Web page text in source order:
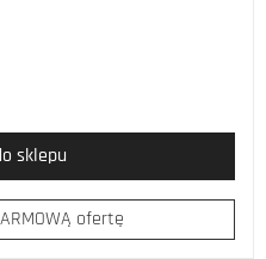
sklepu
ofertę